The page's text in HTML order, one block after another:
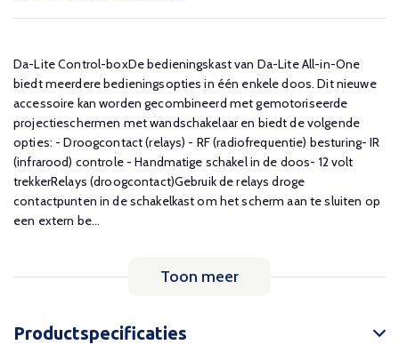
Da-Lite Control-boxDe bedieningskast van Da-Lite All-in-One
biedt meerdere bedieningsopties in één enkele doos. Dit nieuwe
accessoire kan worden gecombineerd met gemotoriseerde
projectieschermen met wandschakelaar en biedt de volgende
opties: - Droogcontact (relays) - RF (radiofrequentie) besturing- IR
(infrarood) controle - Handmatige schakel in de doos- 12 volt
trekkerRelays (droogcontact)Gebruik de relays droge
contactpunten in de schakelkast om het scherm aan te sluiten op
een extern be...
Toon meer
Productspecificaties